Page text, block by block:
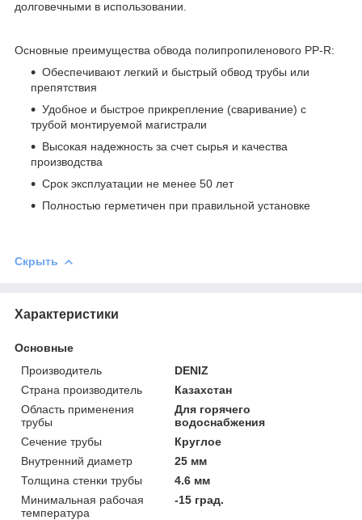
долговечными в использовании.
Основные преимущества обвода полипропиленового PP-R:
Обеспечивают легкий и быстрый обвод трубы или
препятствия
Удобное и быстрое прикрепление (сваривание) с
трубой монтируемой магистрали
Высокая надежность за счет сырья и качества
производства
Срок эксплуатации не менее 50 лет
Полностью герметичен при правильной установке
Скрыть
Характеристики
Основные
Производитель
DENIZ
Страна производитель
Казахстан
Область применения
трубы
Для горячего
водоснабжения
Сечение трубы
Круглое
Внутренний диаметр
25 мм
Толщина стенки трубы
4.6 мм
Минимальная рабочая
температура
-15 град.